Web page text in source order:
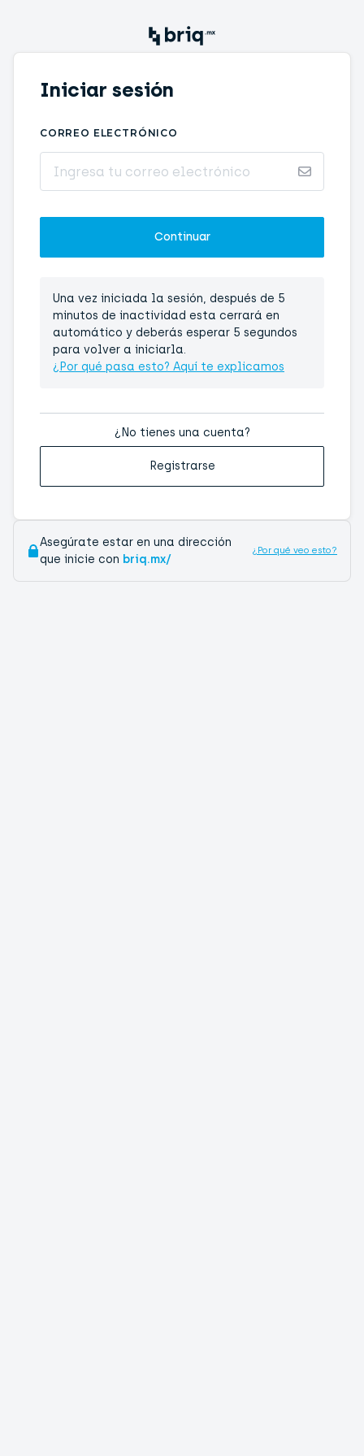
Iniciar sesión
CORREO ELECTRÓNICO
Una vez iniciada la sesión, después de 5
minutos de inactividad esta cerrará en
automático y deberás esperar 5 segundos
para volver a iniciarla.
¿Por qué pasa esto? Aquí te explicamos
¿No tienes una cuenta?
Registrarse
Asegúrate estar en una dirección
que inicie con briq.mx/
¿Por qué veo esto?